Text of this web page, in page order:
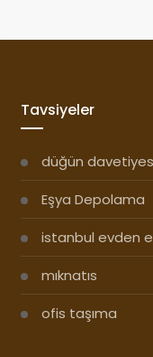
İnsan
Anlatır?
Kendimizi ifade